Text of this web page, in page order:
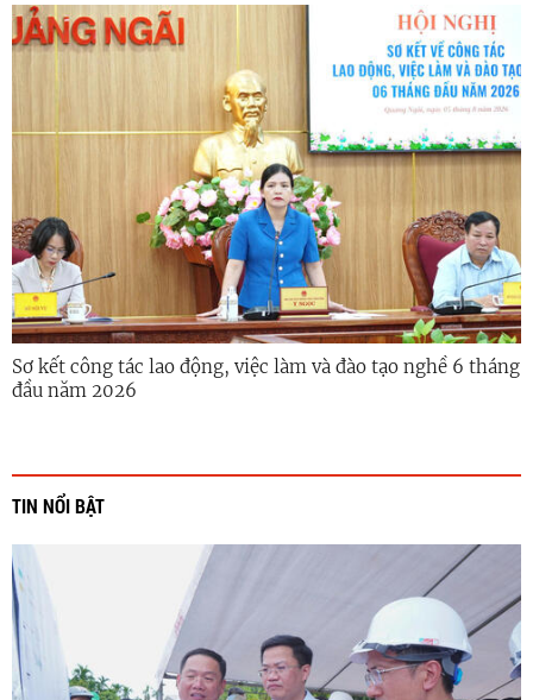
Sơ kết công tác lao động, việc làm và đào tạo nghề 6 tháng
đầu năm 2026
TIN NỔI BẬT